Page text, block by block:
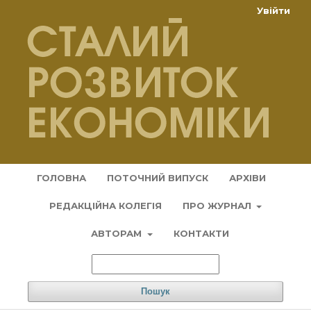
ГОЛОВНА ПОТОЧНИЙ ВИПУСК АРХІВИ
РЕДАКЦІЙНА КОЛЕГІЯ ПРО ЖУРНАЛ
АВТОРАМ КОНТАКТИ
Пошук
Увійти